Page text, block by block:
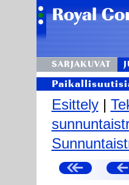
SARJAKUVAT
Esittely|